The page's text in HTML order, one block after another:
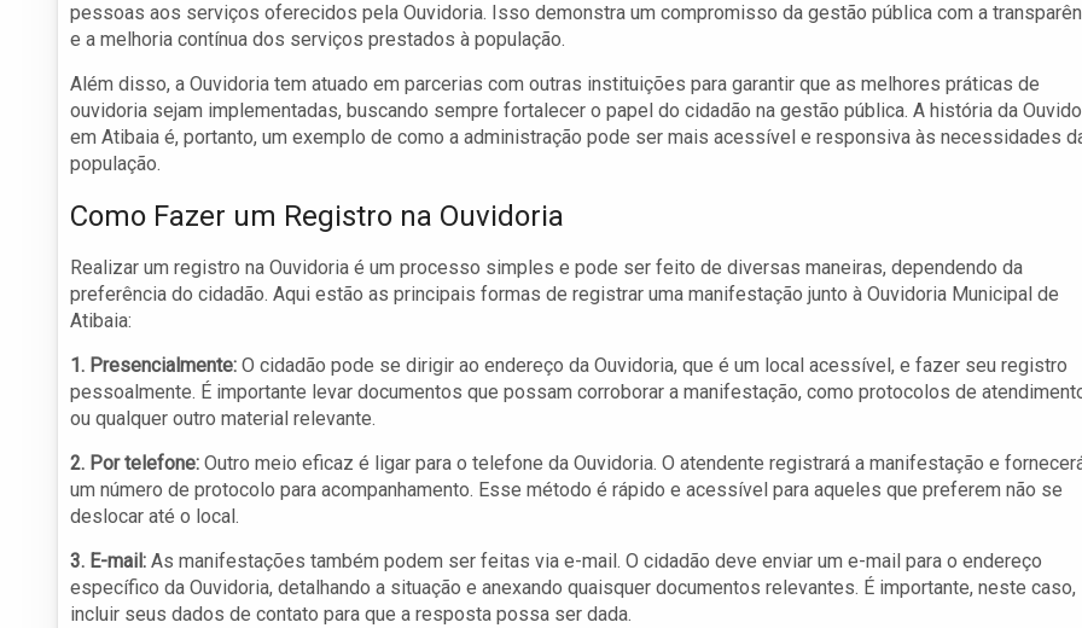
pessoas aos serviços oferecidos pela Ouvidoria. Isso demonstra um compromisso da gestão pública com a
e a melhoria contínua dos serviços prestados à população.
Além disso, a Ouvidoria tem atuado em parcerias com outras instituições para garantir que as melhores práticas de
ouvidoria sejam implementadas, buscando sempre fortalecer o papel do cidadão na gestão pública. A história da
em Atibaia é, portanto, um exemplo de como a administração pode ser mais acessível e responsiva às necessidades
população.
Como Fazer um Registro na Ouvidoria
Realizar um registro na Ouvidoria é um processo simples e pode ser feito de diversas maneiras, dependendo da
preferência do cidadão. Aqui estão as principais formas de registrar uma manifestação junto à Ouvidoria Municipal de
Atibaia:
1. Presencialmente: O cidadão pode se dirigir ao endereço da Ouvidoria, que é um local acessível, e fazer seu registro
pessoalmente. É importante levar documentos que possam corroborar a manifestação, como protocolos de
ou qualquer outro material relevante.
2. Por telefone: Outro meio eficaz é ligar para o telefone da Ouvidoria. O atendente registrará a manifestação e
um número de protocolo para acompanhamento. Esse método é rápido e acessível para aqueles que preferem não se
deslocar até o local.
3. E-mail: As manifestações também podem ser feitas via e-mail. O cidadão deve enviar um e-mail para o endereço
específico da Ouvidoria, detalhando a situação e anexando quaisquer documentos relevantes. É importante, neste caso,
incluir seus dados de contato para que a resposta possa ser dada.